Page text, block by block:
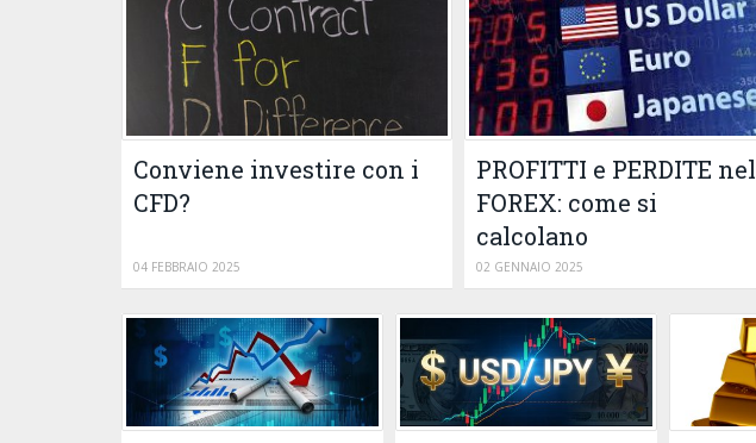
Conviene investire con i
CFD?
04 FEBBRAIO 2025
PROFITTI e PERDITE nel
FOREX: come si
calcolano
02 GENNAIO 2025